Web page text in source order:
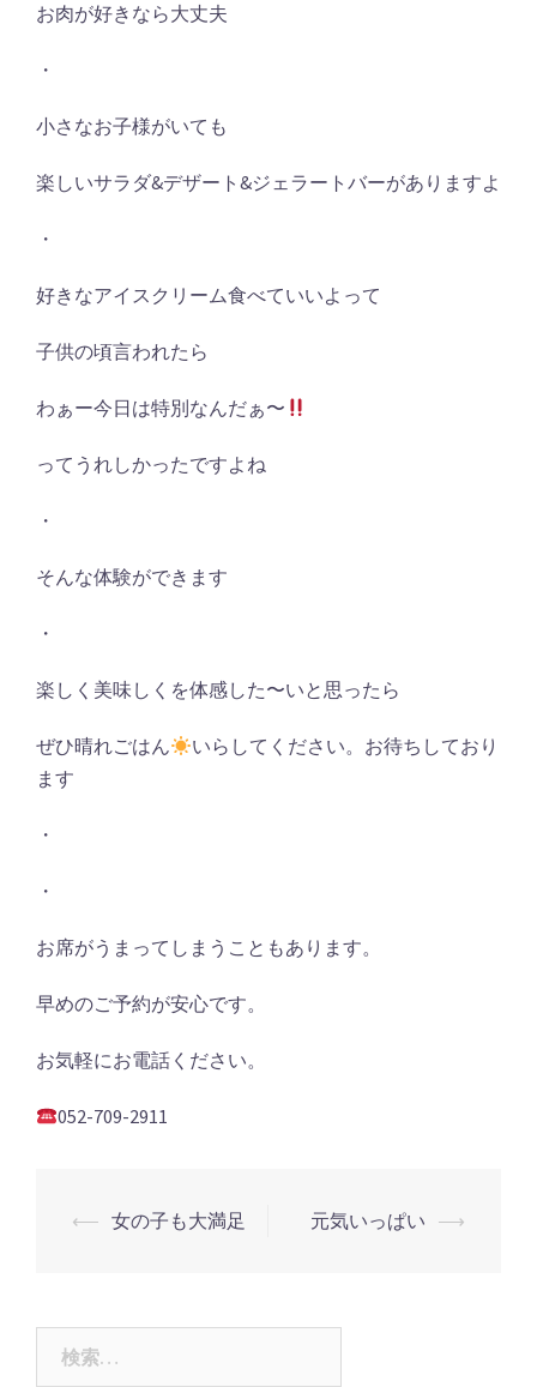
お肉が好きなら大丈夫
・
小さなお子様がいても
楽しいサラダ&デザート &ジェラートバーがありますよ
・
好きなアイスクリーム食べていいよって
子供の頃言われたら
わぁー今日は特別なんだぁ〜
ってうれしかったですよね
・
そんな体験ができます
・
楽しく美味しくを体感した〜いと思ったら
ぜひ晴れごはん
いらしてください。お待ちしており
ます
・
・
お席がうまってしまうこともあります。
早めのご予約が安心です。
お気軽にお電話ください。
052-709-2911
投
ビ
ゲ
⟵ 女の子も大満足 元気いっぱい ⟶